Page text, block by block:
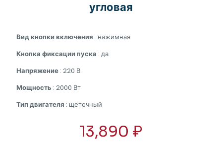
угловая
Вид кнопки включения : нажимная
Кнопка фиксации пуска : да
Напряжение : 220 В
Мощность : 2000 Вт
Тип двигателя : щеточный
13,890 ₽